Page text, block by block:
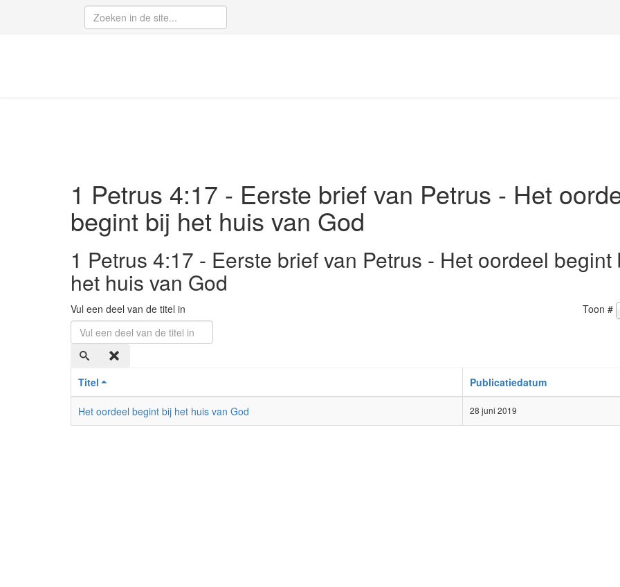
1 Petrus 4:17 - Eerste brief van Petrus - Het
begint bij het huis van God
1 Petrus 4:17 - Eerste brief van Petrus - Het oordeel begint
het huis van God
Vul een deel van de titel in Toon #
Titel Publicatiedatum
Het oordeel begint bij het huis van God 28 juni 2019